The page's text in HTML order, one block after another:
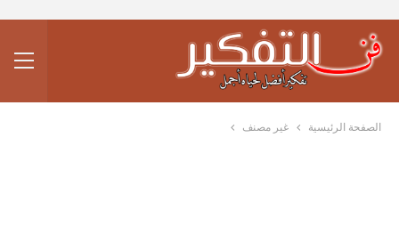
الصفحة الرئيسية غير مصنف